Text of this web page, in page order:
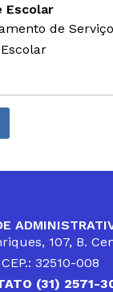
Escolar
de
107, B.
CEP.: 32510-008
(31) 2571-